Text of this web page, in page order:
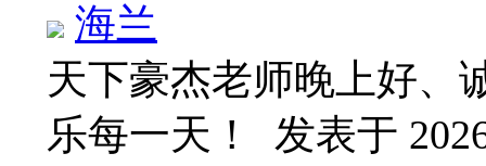
海兰
天下豪杰老师晚上好、
乐每一天！ 发表于